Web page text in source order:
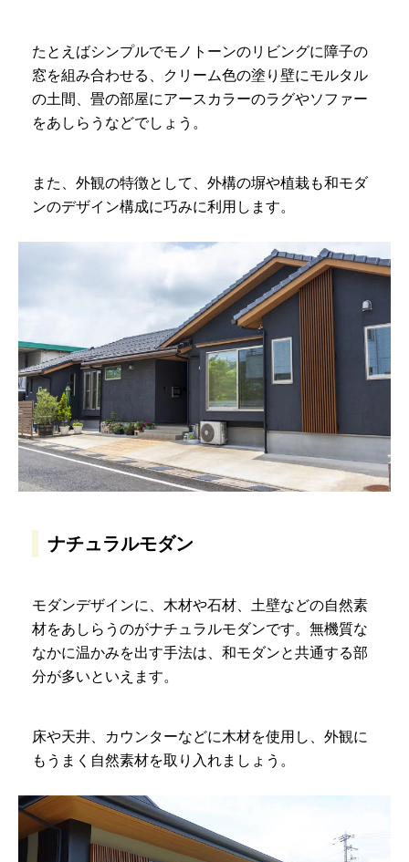
たとえばシンプルでモノトーンのリビングに障子の
窓を組み合わせる、クリーム色の塗り壁にモルタル
の土間、畳の部屋にアースカラーのラグやソファー
をあしらうなどでしょう。
また、外観の特徴として、外構の塀や植栽も和モダ
ンのデザイン構成に巧みに利用します。
ナチュラルモダン
モダンデザインに、木材や石材、土壁などの自然素
材をあしらうのがナチュラルモダンです。無機質な
なかに温かみを出す手法は、和モダンと共通する部
分が多いといえます。
床や天井、カウンターなどに木材を使用し、外観に
もうまく自然素材を取り入れましょう。